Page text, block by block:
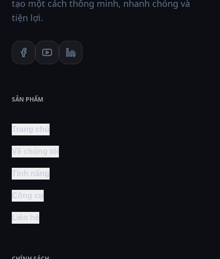
tạo một cách thông minh, nhanh chóng và
tiện lợi.
SẢN PHẨM
Trang chủ
Về chúng tôi
Tính năng
Công cụ
Liên hệ